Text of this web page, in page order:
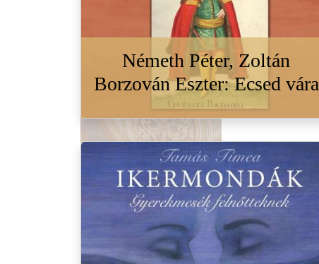
Németh Péter, Zoltán
Borzován Eszter: Ecsed vára